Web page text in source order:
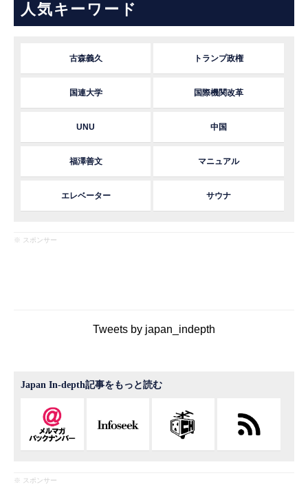
人気キーワード
古森義久 トランプ政権
国連大学 国際機関改革
UNU 中国
福澤善文 マニュアル
エレベーター サウナ
※ スポンサー
Tweets by japan_indepth
Japan In-depth記事をもっと読む
※ スポンサー